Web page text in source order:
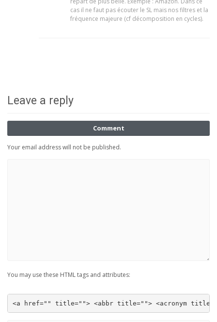
cas il ne faut pas écouter le SL mais nos filtres et la
fréquence majeure (cf décomposition en cycles).
Leave a reply
Comment
Your email address will not be published.
You may use these HTML tags and attributes:
<a href="" title=""> <abbr title=""> <acronym